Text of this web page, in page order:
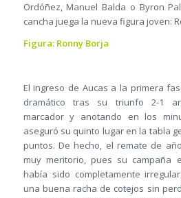
Ordóñez, Manuel Balda o Byron
cancha juega la nueva figura joven:
Figura: Ronny Borja
El ingreso de Aucas a la primera
dramático tras su triunfo 2-1
marcador y anotando en los
aseguró su quinto lugar en la tabla
puntos. De hecho, el remate de
muy meritorio, pues su campaña
había sido completamente
una buena racha de cotejos sin